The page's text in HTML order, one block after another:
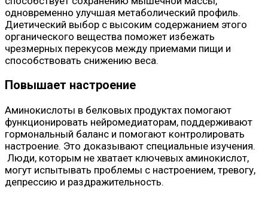
одновременно улучшая метаболический профиль.
Диетический выбор с высоким содержанием этого
органического вещества поможет избежать
чрезмерных перекусов между приемами пищи и
способствовать снижению веса.
Повышает настроение
Аминокислоты в белковых продуктах помогают
функционировать нейромедиаторам, поддерживают
гормональный баланс и помогают контролировать
настроение. Это доказывают специальные изучения.
Люди, которым не хватает ключевых аминокислот,
могут испытывать проблемы с настроением, тревогу,
депрессию и раздражительность.